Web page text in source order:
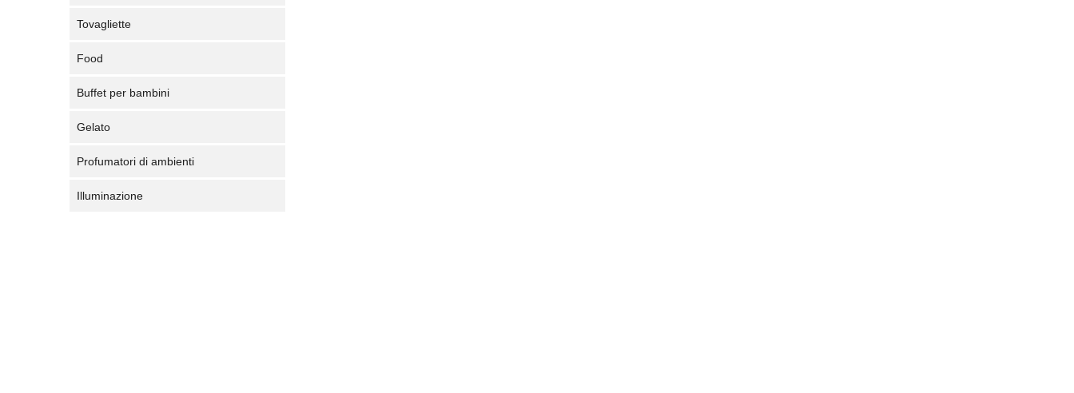
Tovagliette
Food
Buffet per bambini
Gelato
Profumatori di ambienti
Illuminazione